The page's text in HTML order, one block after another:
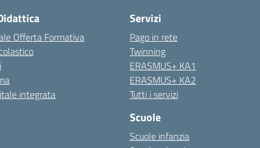
Offerta Formativa
integrata
Servizi
Pago in rete
Twinning
ERASMUS+ KA1
ERASMUS+ KA2
Tutti i servizi
Scuole
Scuole infanzia